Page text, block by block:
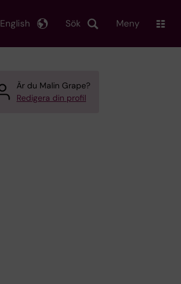
Sök
English Meny
Är du Malin Grape?
Redigera din profil